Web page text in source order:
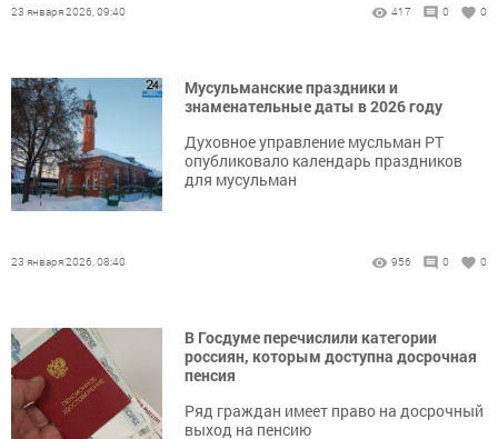
23 января 2026, 09:40 417 0 0
Мусульманские праздники и
знаменательные даты в 2026 году
Духовное управление мусльман РТ
опубликовало календарь праздников
для мусульман
23 января 2026, 08:40 956 0 0
В Госдуме перечислили категории
россиян, которым доступна досрочная
пенсия
Ряд граждан имеет право на досрочный
выход на пенсию